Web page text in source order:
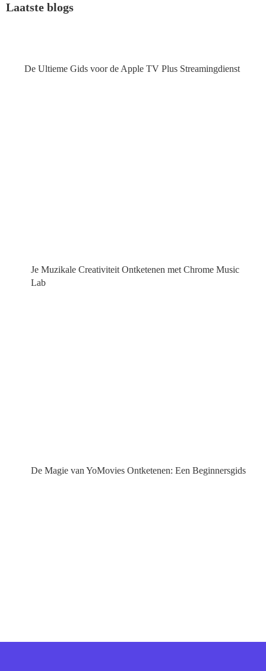
Laatste blogs
De Ultieme Gids voor de Apple TV Plus Streamingdienst
Je Muzikale Creativiteit Ontketenen met Chrome Music
Lab
De Magie van YoMovies Ontketenen: Een Beginnersgids